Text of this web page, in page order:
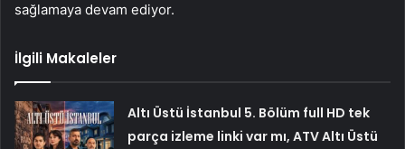
sağlamaya devam ediyor.
İlgili Makaleler
Altı Üstü İstanbul 5. Bölüm full HD tek
parça izleme linki var mı, ATV Altı Üstü